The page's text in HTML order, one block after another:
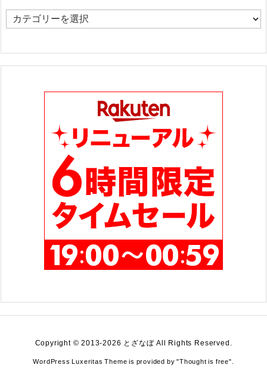
カ
ゴ
Copyright ©2013-2026 とざなぼAll Rights Reserved.
WordPress Luxeritas Theme is provided by "Thought is free".